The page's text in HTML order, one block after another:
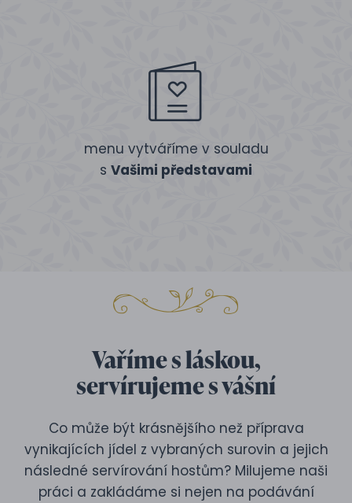
menu vytváříme v souladu
s Vašimi představami
Vaříme s láskou,
servírujeme s vášní
Co může být krásnějšího než příprava
vynikajících jídel z vybraných surovin a jejich
následné servírování hostům? Milujeme naši
práci a zakládáme si nejen na podávání